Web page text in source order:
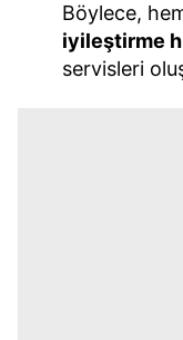
Böylece,
iyileştirme
servisleri